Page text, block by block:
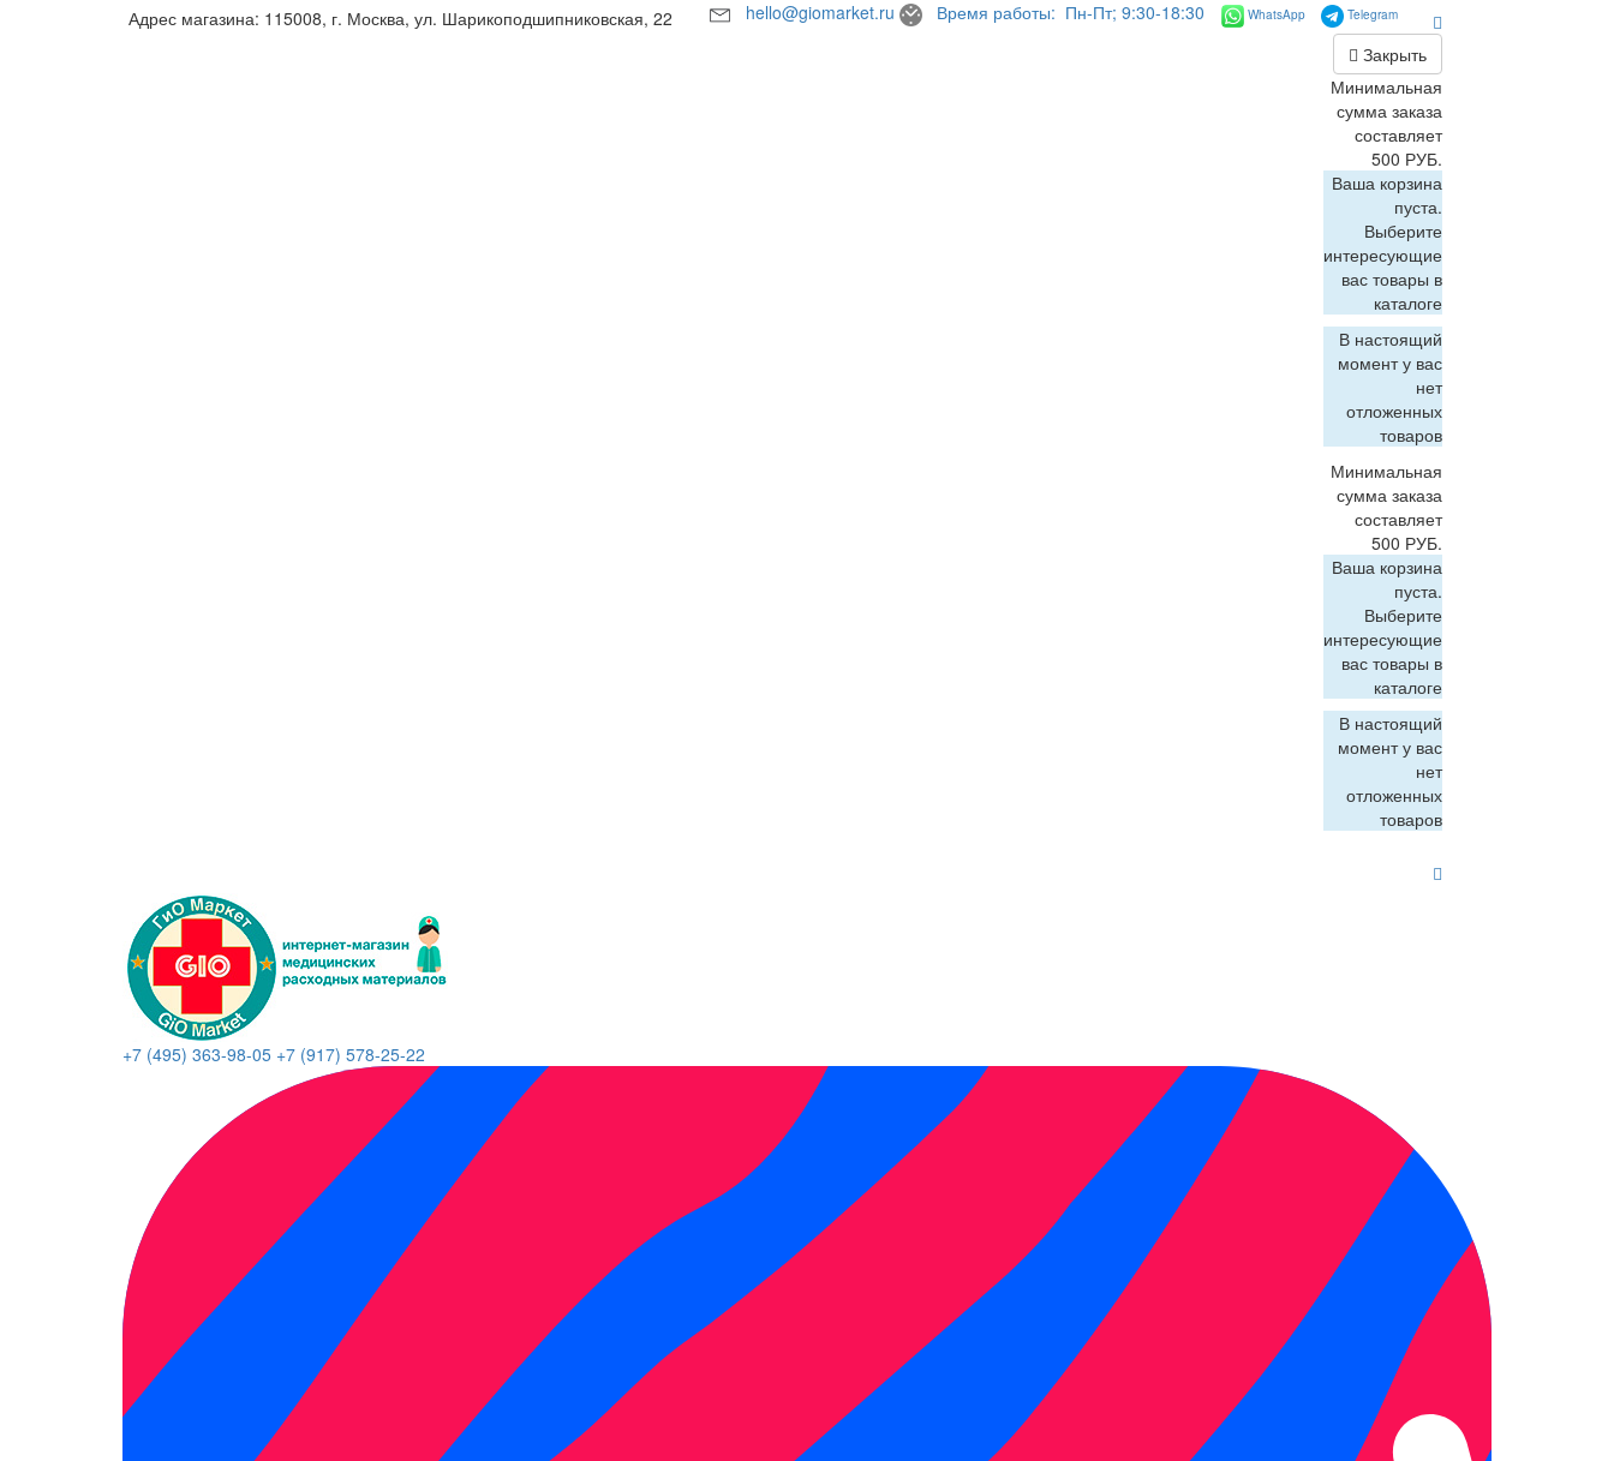
Адрес магазина: 115008, г. Москва, ул. Шарикоподшипниковская, 22 hello@giomarket.ru Время работы: Пн-Пт; 9:30-18:30 WhatsApp Telegram
Закрыть
Минимальная
сумма заказа
составляет
500 РУБ.
Ваша корзина
пуста.
Выберите
интересующие
вас товары в
каталоге
В настоящий
момент у вас
нет
отложенных
товаров
Минимальная
сумма заказа
составляет
500 РУБ.
Ваша корзина
пуста.
Выберите
интересующие
вас товары в
каталоге
В настоящий
момент у вас
нет
отложенных
товаров
+7 (495) 363-98-05 +7 (917) 578-25-22